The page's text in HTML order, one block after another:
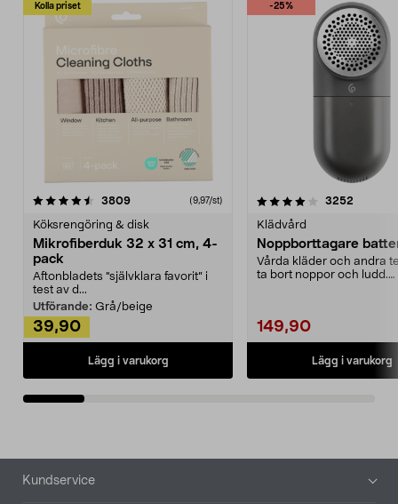
Kolla priset
3809recensioner (9,97/st)
Köksrengöring & disk
Mikrofiberduk 32 x 31 cm, 4-
pack
Aftonbladets "självklara favorit” i
test av d...
Utförande: Grå/beige
39,90
Lägg i varukorg
-25%
4.0av 5 stjärnor 3252
Klädvård
Noppborttagare
Vårda kläder och andra
ta bort noppor och ludd.
149,90
Lägg i varukorg
4.5av 5 stjärnor
Sidfot
Kundservice